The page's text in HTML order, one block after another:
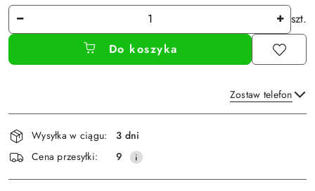
Ilość
szt.
Do koszyka
Zostaw telefon
Wyślij
Dostępność
i
dostawa
Wysyłka w ciągu:
3 dni
Cena przesyłki:
9